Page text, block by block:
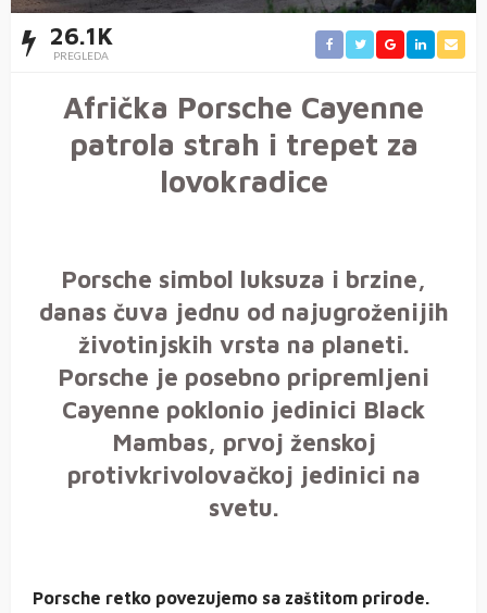
26.1K
PREGLEDA
Afrička Porsche Cayenne
patrola strah i trepet za
lovokradice
Porsche simbol luksuza i brzine,
danas čuva jednu od najugroženijih
životinjskih vrsta na planeti.
Porsche je posebno pripremljeni
Cayenne poklonio jedinici Black
Mambas, prvoj ženskoj
protivkrivolovačkoj jedinici na
svetu.
Porsche retko povezujemo sa zaštitom prirode.